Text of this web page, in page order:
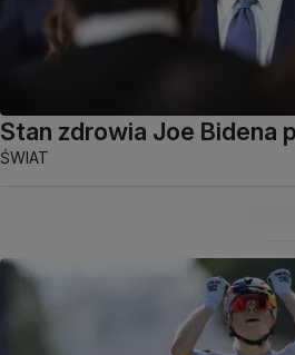
Stan zdrowia Joe Bidena
ŚWIAT